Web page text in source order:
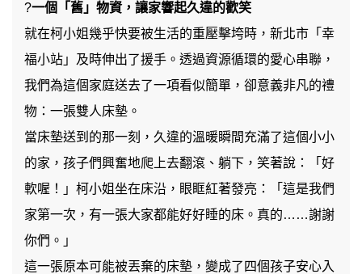
?一個「舊」物資，讓家響起久違的歡笑
就在柯小姐幾乎快要被生活的重壓擊垮時，新北市「幸
福小站」及時伸出了援手。透過資源循環的愛心串聯，
我們為這個家庭送去了一項看似簡單，卻意義非凡的禮
物：一張雙人床墊。
當床墊送到的那一刻，久違的溫暖瞬間充滿了這個小小
的家，孩子們興奮地爬上去翻滾、躺下，笑著說：「好
軟喔！」柯小姐坐在床沿，眼眶紅著發亮：「這是我們
家第一次，有一張大家都能好好睡的床。真的……謝謝
你們。」
這一張原本可能被丟棄的床墊，變成了四個孩子安心入